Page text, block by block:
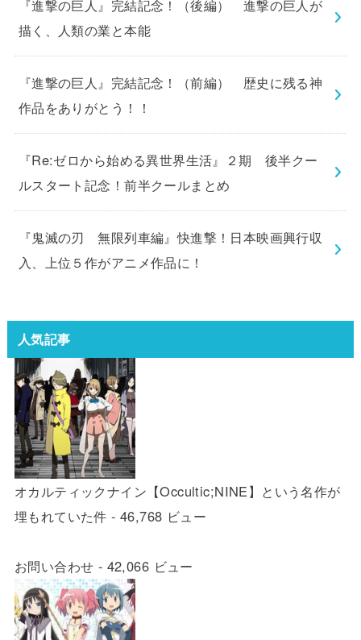
『進撃の巨人』完結記念！（後編） 進撃の巨人が
描く、人類の業と本能
『進撃の巨人』完結記念！（前編） 歴史に残る神
作品をありがとう！！
『Re:ゼロから始める異世界生活』２期 後半クー
ルスタート記念！前半クールまとめ
『鬼滅の刃 無限列車編』快進撃！日本映画興行収
入、上位５作がアニメ作品に！
人気記事
オカルティックナイン【Occultic;NINE】という名作が
埋もれていた件 - 46,768 ビュー
お問い合わせ - 42,066 ビュー